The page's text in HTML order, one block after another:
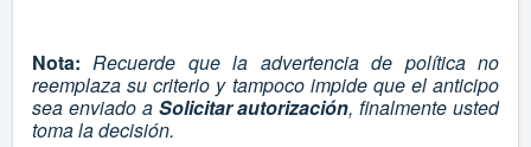
Nota: Recuerde que la advertencia de política no
reemplaza su criterio y tampoco impide que el anticipo
sea enviado a Solicitar autorización, finalmente usted
toma la decisión.